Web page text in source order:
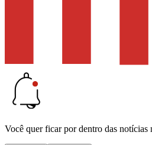
Você quer ficar por dentro das notícias